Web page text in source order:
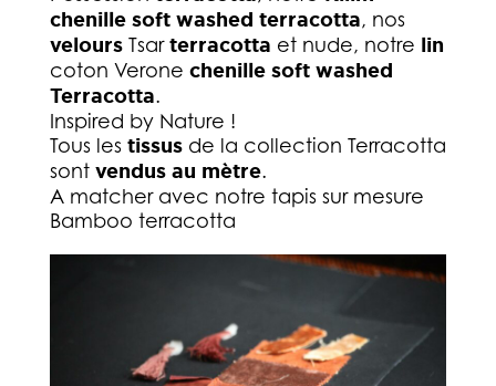
chenille soft washed terracotta, nos
veloursTsarterracotta et nude, notre lin
coton Verone chenille soft washed
Terracotta.
Inspired by Nature !
Tous les tissusde la collection Terracotta
sont vendus au mètre.
A matcher avec notre tapis sur mesure
Bamboo terracotta